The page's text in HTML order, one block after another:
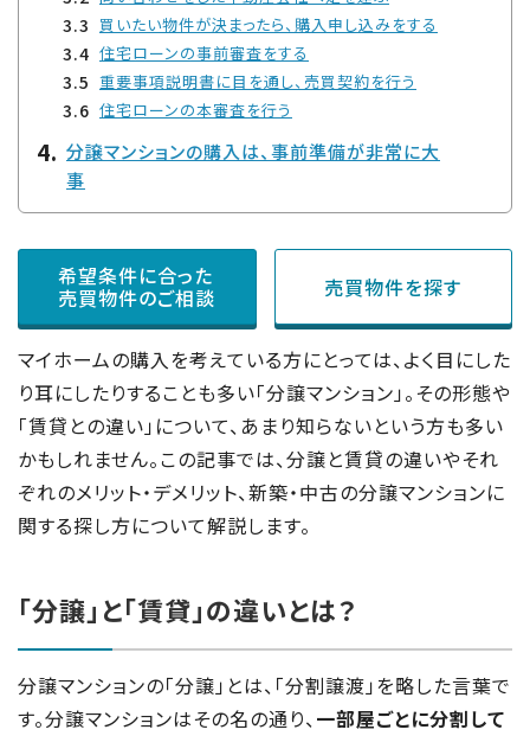
買いたい物件が決まったら、購入申し込みをする
住宅ローンの事前審査をする
重要事項説明書に目を通し、売買契約を行う
住宅ローンの本審査を行う
分譲マンションの購入は、事前準備が非常に大
事
希望条件に合った
売買物件のご相談 売買物件を探す
マイホームの購入を考えている方にとっては、よく目にした
り耳にしたりすることも多い「分譲マンション」。その形態や
「賃貸との違い」について、あまり知らないという方も多い
かもしれません。この記事では、分譲と賃貸の違いやそれ
ぞれのメリット・デメリット、新築・中古の分譲マンションに
関する探し方について解説します。
「分譲」と「賃貸」の違いとは？
分譲マンションの「分譲」とは、「分割譲渡」を略した言葉で
す。分譲マンションはその名の通り、一部屋ごとに分割して